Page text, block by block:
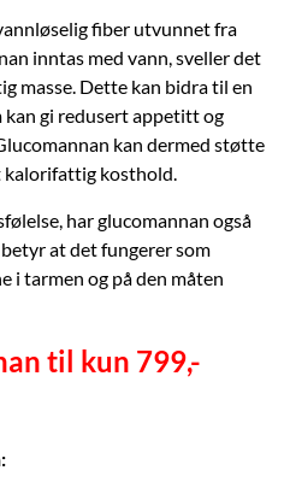
fiber utvunnet fra
inntas med vann, sveller det
masse. Dette kan bidra til en
gi redusert appetitt og
kan dermed støtte
kosthold.
har glucomannan også
at det fungerer som
i tarmen og på den måten
til kun 799,-